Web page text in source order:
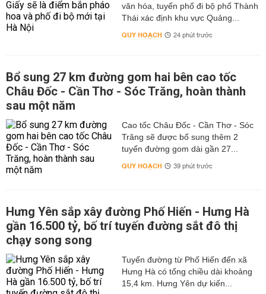
văn hóa, tuyến phố đi bộ phố Thành
Thái xác định khu vực Quảng...
QUY HOẠCH 24 phút trước
Bổ sung 27 km đường gom hai bên cao tốc
Châu Đốc - Cần Thơ - Sóc Trăng, hoàn thành
sau một năm
Cao tốc Châu Đốc - Cần Thơ - Sóc
Trăng sẽ được bổ sung thêm 2
tuyến đường gom dài gần 27...
QUY HOẠCH 39 phút trước
Hưng Yên sắp xây đường Phố Hiến - Hưng Hà
gần 16.500 tỷ, bố trí tuyến đường sắt đô thị
chạy song song
Tuyến đường từ Phố Hiến đến xã
Hưng Hà có tổng chiều dài khoảng
15,4 km. Hưng Yên dự kiến...